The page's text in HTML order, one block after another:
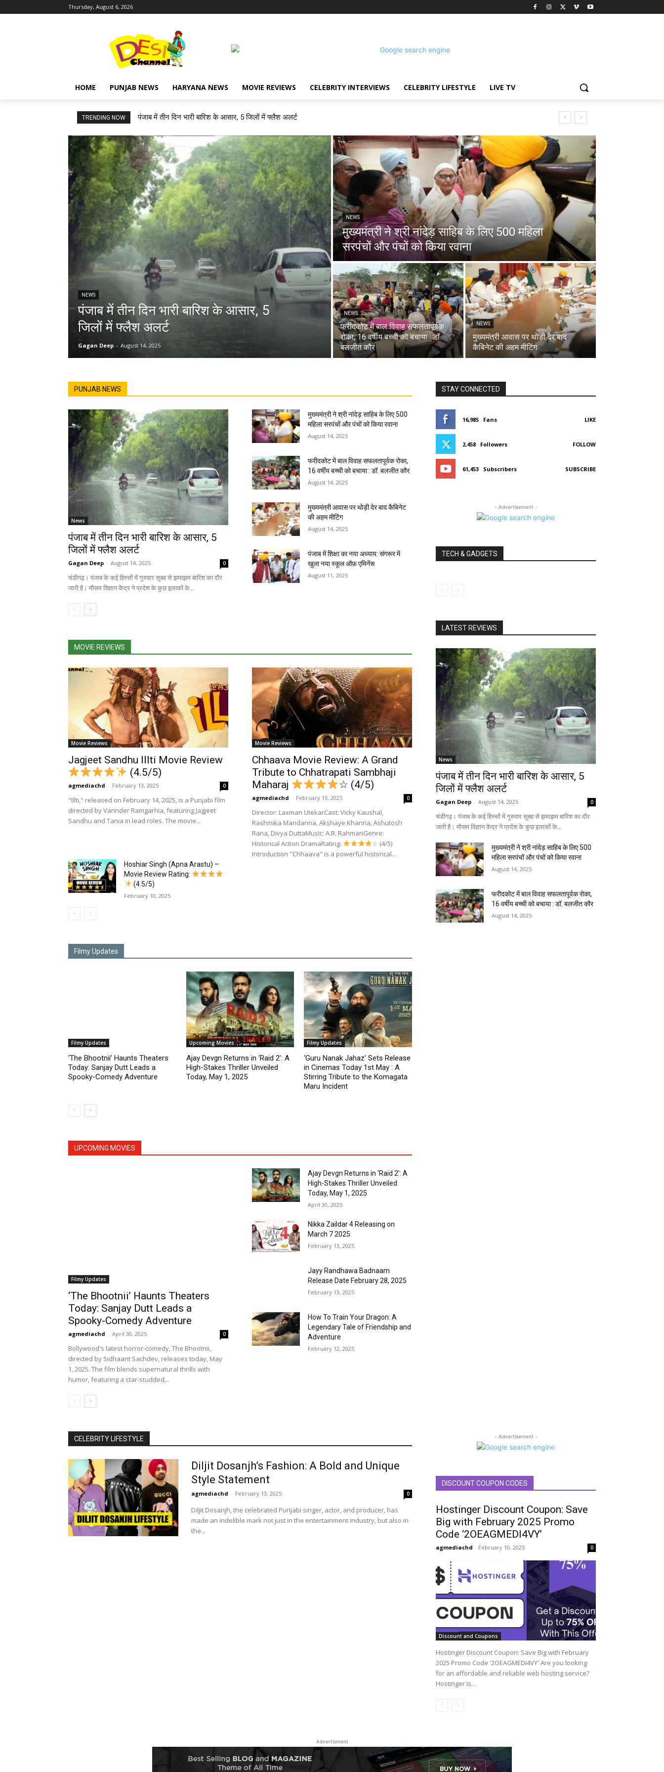
Thursday, August 6, 2026
HOME PUNJAB NEWS HARYANA NEWS MOVIE REVIEWS CELEBRITY INTERVIEWS CELEBRITY LIFESTYLE LIVE TV
TRENDING NOW पंजाब में तीन दिन भारी बारिश के आसार, 5 जिलों में फ्लैश अलर्ट
NEWS
पंजाब में तीन दिन भारी बारिश के आसार, 5
जिलों में फ्लैश अलर्ट
Gagan Deep - August 14, 2025
NEWS
मुख्यमंत्री ने श्री नांदेड़ साहिब के लिए 500 महिला
सरपंचों और पंचों को किया रवाना
NEWS
फरीदकोट में बाल विवाह सफलतापूर्वक
रोका, 16 वर्षीय बच्ची को बचाया : डॉ.
बलजीत कौर
NEWS
मुख्यमंत्री आवास पर थोड़ी देर बाद
कैबिनेट की अहम मीटिंग
PUNJAB NEWS
News
पंजाब में तीन दिन भारी बारिश के आसार, 5
जिलों में फ्लैश अलर्ट
Gagan Deep - August 14, 2025 0
चंडीगढ़। पंजाब के कई हिस्सों में गुरुवार सुबह से झमाझम बारिश का दौर
जारी है। मौसम विज्ञान केंद्र ने प्रदेश के कुछ इलाकों के...
मुख्यमंत्री ने श्री नांदेड़ साहिब के लिए 500
महिला सरपंचों और पंचों को किया रवाना
August 14, 2025
फरीदकोट में बाल विवाह सफलतापूर्वक रोका,
16 वर्षीय बच्ची को बचाया : डॉ. बलजीत कौर
August 14, 2025
मुख्यमंत्री आवास पर थोड़ी देर बाद कैबिनेट
की अहम मीटिंग
August 14, 2025
पंजाब में शिक्षा का नया अध्याय: संगरूर में
खुला नया स्कूल ऑफ़ एमिनेंस
August 11, 2025
MOVIE REVIEWS
Movie Reviews
Jagjeet Sandhu Illti Movie Review
(4.5/5)
agmediachd - February 13, 2025 0
"Illti," released on February 14, 2025, is a Punjabi film
directed by Varinder Ramgarhia, featuring Jagjeet
Sandhu and Tania in lead roles. The movie...
Movie Reviews
Chhaava Movie Review: A Grand
Tribute to Chhatrapati Sambhaji
Maharaj
☆ (4/5)
agmediachd - February 13, 2025 0
Director: Laxman UtekarCast: Vicky Kaushal,
Rashmika Mandanna, Akshaye Khanna, Ashutosh
Rana, Divya DuttaMusic: A.R. RahmanGenre:
Historical Action DramaRating:
☆ (4/5)
Introduction "Chhaava" is a powerful historical...
Hoshiar Singh (Apna Arastu) –
Movie Review Rating:
(4.5/5)
February 10, 2025
Filmy Updates
Filmy Updates
‘The Bhootnii’ Haunts Theaters
Today: Sanjay Dutt Leads a
Spooky-Comedy Adventure
Upcoming Movies
Ajay Devgn Returns in ‘Raid 2’: A
High-Stakes Thriller Unveiled
Today, May 1, 2025
Filmy Updates
‘Guru Nanak Jahaz’ Sets Release
in Cinemas Today 1st May : A
Stirring Tribute to the Komagata
Maru Incident
UPCOMING MOVIES
Filmy Updates
‘The Bhootnii’ Haunts Theaters
Today: Sanjay Dutt Leads a
Spooky-Comedy Adventure
agmediachd - April 30, 2025 0
Bollywood's latest horror-comedy, The Bhootnii,
directed by Sidhaant Sachdev, releases today, May
1, 2025. The film blends supernatural thrills with
humor, featuring a star-studded...
Ajay Devgn Returns in ‘Raid 2’: A
High-Stakes Thriller Unveiled
Today, May 1, 2025
April 30, 2025
Nikka Zaildar 4 Releasing on
March 7 2025
February 13, 2025
Jayy Randhawa Badnaam
Release Date February 28, 2025
February 13, 2025
How To Train Your Dragon: A
Legendary Tale of Friendship and
Adventure
February 12, 2025
STAY CONNECTED
16,985 Fans LIKE
2,458 Followers FOLLOW
61,453 Subscribers SUBSCRIBE
- Advertisement -
TECH & GADGETS
LATEST REVIEWS
News
पंजाब में तीन दिन भारी बारिश के आसार, 5
जिलों में फ्लैश अलर्ट
Gagan Deep - August 14, 2025 0
चंडीगढ़। पंजाब के कई हिस्सों में गुरुवार सुबह से झमाझम बारिश का दौर
जारी है। मौसम विज्ञान केंद्र ने प्रदेश के कुछ इलाकों के...
मुख्यमंत्री ने श्री नांदेड़ साहिब के लिए 500
महिला सरपंचों और पंचों को किया रवाना
August 14, 2025
फरीदकोट में बाल विवाह सफलतापूर्वक रोका,
16 वर्षीय बच्ची को बचाया : डॉ. बलजीत कौर
August 14, 2025
CELEBRITY LIFESTYLE
Diljit Dosanjh’s Fashion: A Bold and Unique
Style Statement
agmediachd - February 13, 2025 0
Diljit Dosanjh, the celebrated Punjabi singer, actor, and producer, has
made an indelible mark not just in the entertainment industry, but also in
the...
- Advertisement -
DISCOUNT COUPON CODES
Hostinger Discount Coupon: Save
Big with February 2025 Promo
Code ‘2OEAGMEDI4VY’
agmediachd - February 10, 2025 0
Discount and Coupons
Hostinger Discount Coupon: Save Big with February
2025 Promo Code '2OEAGMEDI4VY' Are you looking
for an affordable and reliable web hosting service?
Hostinger is...
Advertisment